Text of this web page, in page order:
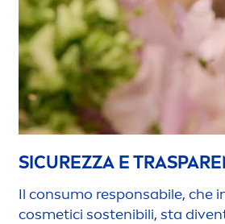
SICUREZZA E
Il consumo responsabile, che
cosmetici sostenibili, sta